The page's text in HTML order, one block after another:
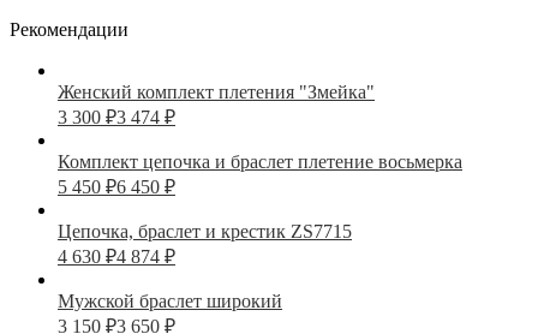
Рекомендации
Женский комплект плетения "Змейка"
3 300 ₽3 474 ₽
Комплект цепочка и браслет плетение восьмерка
5 450 ₽6 450 ₽
Цепочка, браслет и крестик ZS7715
4 630 ₽4 874 ₽
Мужской браслет широкий
3 150 ₽3 650 ₽